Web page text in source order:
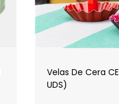
Velas De Cera
UDS)